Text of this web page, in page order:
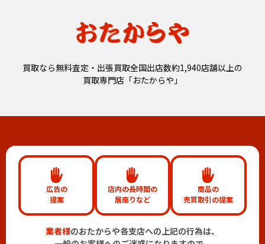
買取なら無料査定・出張買取全国出店数約1,940店舗以上の
買取専門店「おたからや」
広告の
提案
店内の長時間の
居座りなど
商品の
売買取引の提案
業者様のおたからや各支店への上記の行為は、